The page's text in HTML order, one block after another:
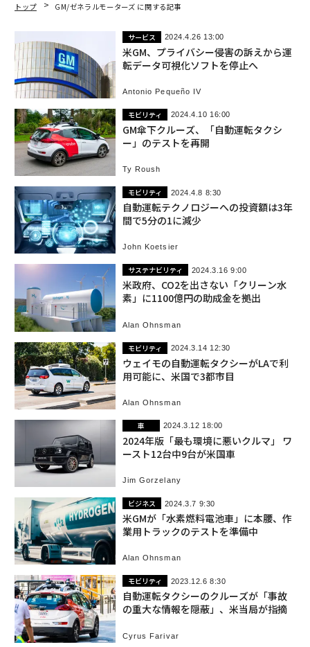
トップ GM/ゼネラルモーターズ に関する記事
サービス 2024.4.26 13:00
米GM、プライバシー侵害の訴えから運
転データ可視化ソフトを停止へ
Antonio Pequeño IV
モビリティ 2024.4.10 16:00
GM傘下クルーズ、「自動運転タクシ
ー」のテストを再開
Ty Roush
モビリティ 2024.4.8 8:30
自動運転テクノロジーへの投資額は3年
間で5分の1に減少
John Koetsier
サステナビリティ 2024.3.16 9:00
米政府、CO2を出さない「クリーン水
素」に1100億円の助成金を拠出
Alan Ohnsman
モビリティ 2024.3.14 12:30
ウェイモの自動運転タクシーがLAで利
用可能に、米国で3都市目
Alan Ohnsman
車 2024.3.12 18:00
2024年版「最も環境に悪いクルマ」 ワ
ースト12台中9台が米国車
Jim Gorzelany
ビジネス 2024.3.7 9:30
米GMが「水素燃料電池車」に本腰、作
業用トラックのテストを準備中
Alan Ohnsman
モビリティ 2023.12.6 8:30
自動運転タクシーのクルーズが「事故
の重大な情報を隠蔽」、米当局が指摘
Cyrus Farivar